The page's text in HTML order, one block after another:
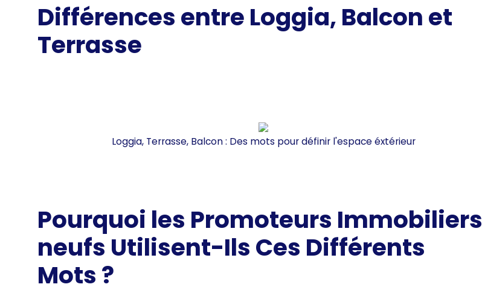
Différences entre Loggia, Balcon et
Terrasse
Loggia, Terrasse, Balcon : Des mots pour définir l'espace éxtérieur
Pourquoi les Promoteurs Immobiliers
neufs Utilisent-Ils Ces Différents
Mots ?